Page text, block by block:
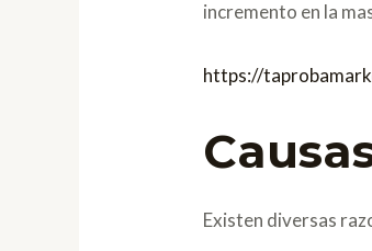
incremento en la
https://
Existen diversas